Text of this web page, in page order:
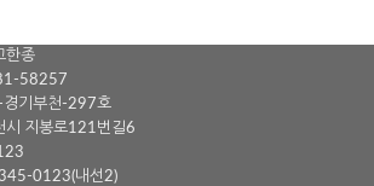
한종
58257
경기부천-297호
시 지봉로121번길6
345-0123(내선2)